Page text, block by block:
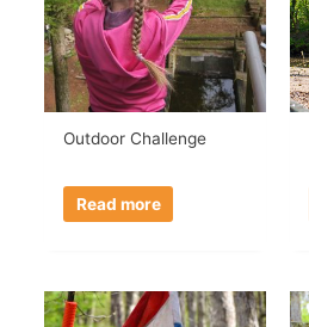
Outdoor Challenge
Read more